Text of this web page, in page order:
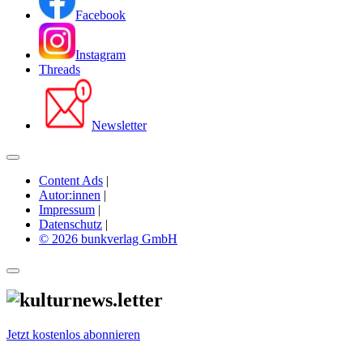
Facebook
Instagram
Threads
Newsletter
Content Ads |
Autor:innen |
Impressum |
Datenschutz |
© 2026 bunkverlag GmbH
Jetzt kostenlos abonnieren